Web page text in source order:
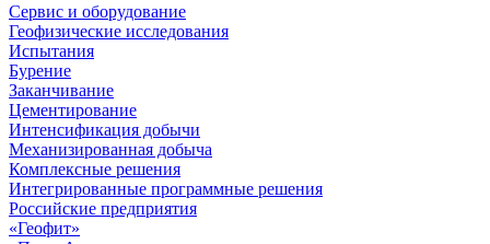
Сервис и оборудование
Геофизические исследования
Испытания
Бурение
Заканчивание
Цементирование
Интенсификация добычи
Механизированная добыча
Комплексные решения
Интегрированные программные решения
Российские предприятия
«Геофит»